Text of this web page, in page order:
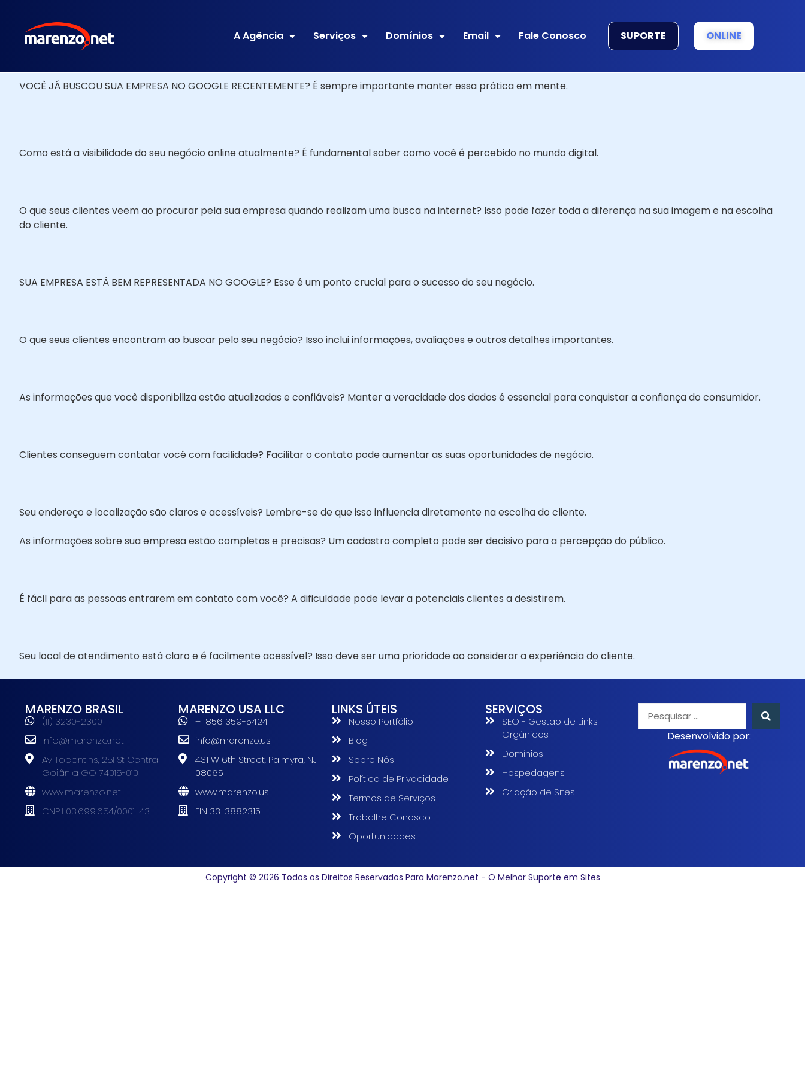
A Agência Serviços Domínios Email Fale Conosco SUPORTE ONLINE
VOCÊ JÁ BUSCOU SUA EMPRESA NO GOOGLE RECENTEMENTE? É sempre importante manter essa prática em mente.
Como está a visibilidade do seu negócio online atualmente? É fundamental saber como você é percebido no mundo digital.
O que seus clientes veem ao procurar pela sua empresa quando realizam uma busca na internet? Isso pode fazer toda a diferença na sua imagem e na escolha
do cliente.
SUA EMPRESA ESTÁ BEM REPRESENTADA NO GOOGLE? Esse é um ponto crucial para o sucesso do seu negócio.
O que seus clientes encontram ao buscar pelo seu negócio? Isso inclui informações, avaliações e outros detalhes importantes.
As informações que você disponibiliza estão atualizadas e confiáveis? Manter a veracidade dos dados é essencial para conquistar a confiança do consumidor.
Clientes conseguem contatar você com facilidade? Facilitar o contato pode aumentar as suas oportunidades de negócio.
Seu endereço e localização são claros e acessíveis? Lembre-se de que isso influencia diretamente na escolha do cliente.
As informações sobre sua empresa estão completas e precisas? Um cadastro completo pode ser decisivo para a percepção do público.
É fácil para as pessoas entrarem em contato com você? A dificuldade pode levar a potenciais clientes a desistirem.
Seu local de atendimento está claro e é facilmente acessível? Isso deve ser uma prioridade ao considerar a experiência do cliente.
MARENZO BRASIL
(11) 3230-2300
info@marenzo.net
Av Tocantins, 251 St Central
Goiânia GO 74015-010
www.marenzo.net
CNPJ 03.699.654/0001-43
MARENZO USA LLC
+1 856 359-5424
info@marenzo.us
431 W 6th Street, Palmyra, NJ
08065
www.marenzo.us
EIN 33-3882315
LINKS ÚTEIS
Nosso Portfólio
Blog
Sobre Nós
Política de Privacidade
Termos de Serviços
Trabalhe Conosco
Oportunidades
SERVIÇOS
SEO - Gestão de Links
Orgânicos
Domínios
Hospedagens
Criação de Sites
Desenvolvido por:
Copyright © 2026 Todos os Direitos Reservados Para Marenzo.net - O Melhor Suporte em Sites